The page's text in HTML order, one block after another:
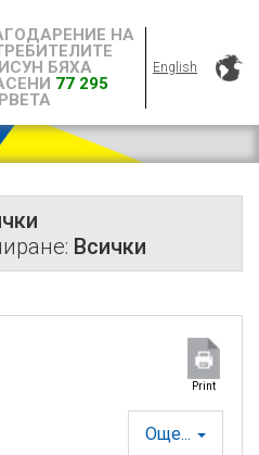
НА
БЯХА
77 295
English
Всички
Print
Още...